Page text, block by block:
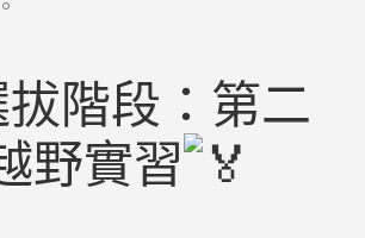
階段：第二
野實習